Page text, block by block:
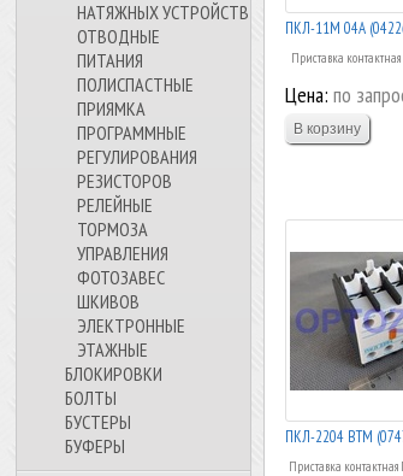
НАТЯЖНЫХ УСТРОЙСТВ
ОТВОДНЫЕ
ПИТАНИЯ
ПОЛИСПАСТНЫЕ
ПРИЯМКА
ПРОГРАММНЫЕ
РЕГУЛИРОВАНИЯ
РЕЗИСТОРОВ
РЕЛЕЙНЫЕ
ТОРМОЗА
УПРАВЛЕНИЯ
ФОТОЗАВЕС
ШКИВОВ
ЭЛЕКТРОННЫЕ
ЭТАЖНЫЕ
БЛОКИРОВКИ
БОЛТЫ
БУСТЕРЫ
БУФЕРЫ
ПКЛ-11М 04А
Приставка
Цена: по
ПКЛ-2204 ВТМ
Приставка